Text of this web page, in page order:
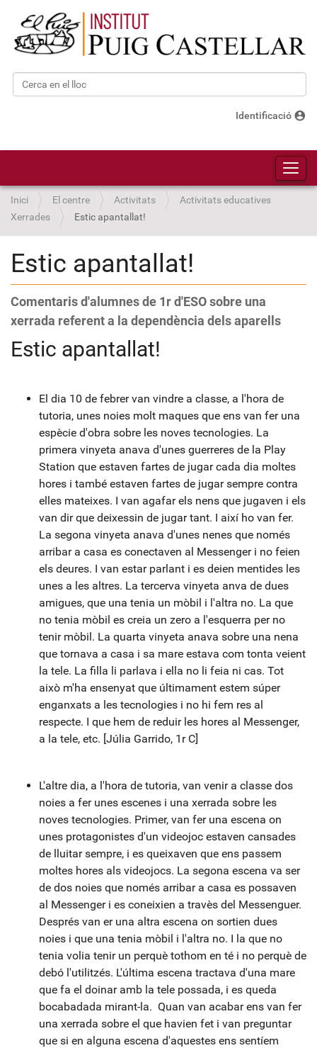
Cerca
Identificació account_circle
Inici El centre Activitats
Activitats educatives
Xerrades
Estic apantallat!
Estic apantallat!
Comentaris d'alumnes de 1r d'ESO sobre una
xerrada referent a la dependència dels aparells
Estic apantallat!
El dia 10 de febrer van vindre a classe, a l'hora de
tutoria, unes noies molt maques que ens van fer una
espècie d'obra sobre les noves tecnologies. La
primera vinyeta anava d'unes guerreres de la Play
Station que estaven fartes de jugar cada dia moltes
hores i també estaven fartes de jugar sempre contra
elles mateixes. I van agafar els nens que jugaven i els
van dir que deixessin de jugar tant. I així ho van fer.
La segona vinyeta anava d'unes nenes que només
arribar a casa es conectaven al Messenger i no feien
els deures. I van estar parlant i es deien mentides les
unes a les altres. La tercerva vinyeta anva de dues
amigues, que una tenia un mòbil i l'altra no. La que
no tenia mòbil es creia un zero a l'esquerra per no
tenir mòbil. La quarta vinyeta anava sobre una nena
que tornava a casa i sa mare estava com tonta veient
la tele. La filla li parlava i ella no li feia ni cas. Tot
això m'ha ensenyat que últimament estem súper
enganxats a les tecnologies i no hi fem res al
respecte. I que hem de reduir les hores al Messenger,
a la tele, etc. [Júlia Garrido, 1r C]
L'altre dia, a l'hora de tutoria, van venir a classe dos
noies a fer unes escenes i una xerrada sobre les
noves tecnologies. Primer, van fer una escena on
unes protagonistes d'un videojoc estaven cansades
de lluitar sempre, i es queixaven que ens passem
moltes hores als videojocs. La segona escena va ser
de dos noies que només arribar a casa es possaven
al Messenger i es coneixien a travès del Messenguer.
Després van er una altra escena on sortien dues
noies i que una tenia mòbil i l'altra no. I la que no
tenia volia tenir un perquè tothom en té i no perquè de
debó l'utilitzés. L'última escena tractava d'una mare
que fa el doinar amb la tele possada, i es queda
bocabadada mirant-la. Quan van acabar ens van fer
una xerrada sobre el que havien fet i van preguntar
que si en alguna escena d'aquestes ens sentíem